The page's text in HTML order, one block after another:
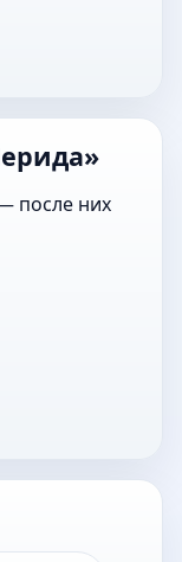
после них